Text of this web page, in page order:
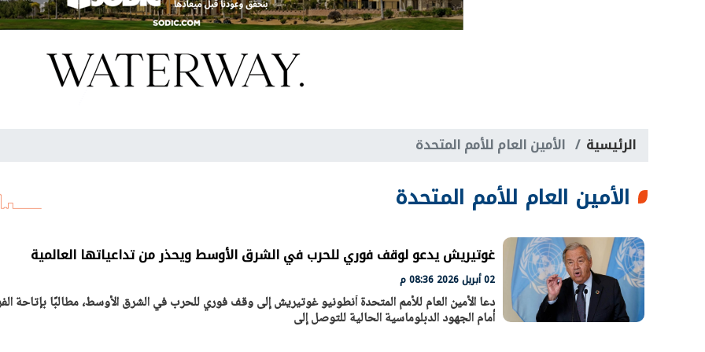
الرئيسية الأمين العام للأمم المتحدة
الأمين العام للأمم المتحدة
غوتيريش يدعو لوقف فوري للحرب في الشرق الأوسط ويحذر من تداعياتها العالمية
02 أبريل 2026 08:36 م
دعا الأمين العام للأمم المتحدة أنطونيو غوتيريش إلى وقف فوري للحرب في الشرق الأوسط، مطالبًا بإتاحة
أمام الجهود الدبلوماسية الحالية للتوصل إلى